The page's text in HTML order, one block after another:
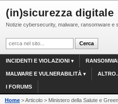
(in)sicurezza digitale
Notizie cybersecurity, malware, ransomware e
INCIDENTI E VIOLAZIONI
MALWARE E VULNERABILITÀ
I FORUMS
Home > Articolo > Ministero della Salute e